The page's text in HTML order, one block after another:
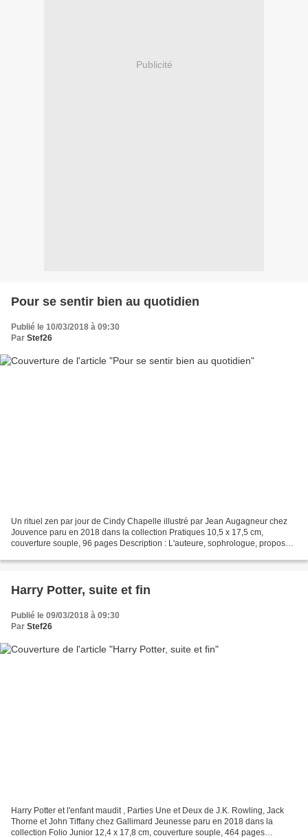
Publicité
Pour se sentir bien au quotidien
Publié le 10/03/2018 à 09:30
Par Stef26
Un rituel zen par jour de Cindy Chapelle illustré par Jean Augagneur chez
Jouvence paru en 2018 dans la collection Pratiques 10,5 x 17,5 cm,
couverture souple, 96 pages Description : L'auteure, sophrologue, propose
Harry Potter, suite et fin
Publié le 09/03/2018 à 09:30
Par Stef26
Harry Potter et l'enfant maudit , Parties Une et Deux de J.K. Rowling, Jack
Thorne et John Tiffany chez Gallimard Jeunesse paru en 2018 dans la
collection Folio Junior 12,4 x 17,8 cm, couverture souple, 464 pages